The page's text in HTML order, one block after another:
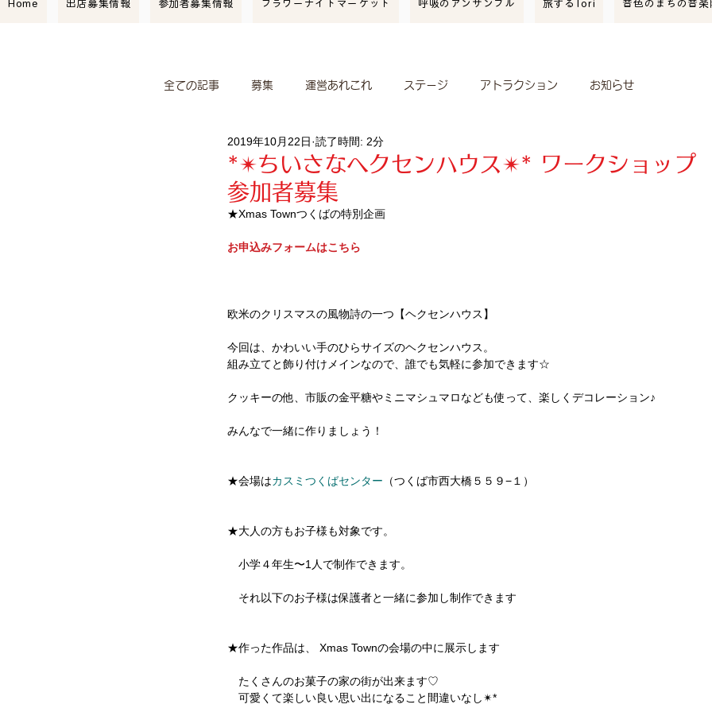
Home 出店募集情報 参加者募集情報 フラワーナイトマーケット 呼吸のアンサンブル 旅するTori 音色のまちの音楽
全ての記事 募集 運営あれこれ ステージ アトラクション お知らせ
マーケット情報 紹介 開催報告
ワークショップ コレレヴィレッジ
*✴︎ちいさなヘクセンハウス✴︎* ワークショップ
参加者募集
2019年10月22日 読了時間: 2分
★Xmas Townつくばの特別企画
お申込みフォームはこちら
欧米のクリスマスの風物詩の一つ【ヘクセンハウス】
今回は、かわいい手のひらサイズのヘクセンハウス。
組み立てと飾り付けメインなので、誰でも気軽に参加できます☆
クッキーの他、市販の金平糖やミニマシュマロなども使って、楽しくデコレーション♪
みんなで一緒に作りましょう！
★会場はカスミつくばセンター （つくば市西大橋５５９−１）
★大人の方もお子様も対象です。
小学４年生〜1人で制作できます。
それ以下のお子様は保護者と一緒に参加し制作できます
★作った作品は、 Xmas Townの会場の中に展示します
たくさんのお菓子の家の街が出来ます♡
可愛くて楽しい良い思い出になること間違いなし✴︎*